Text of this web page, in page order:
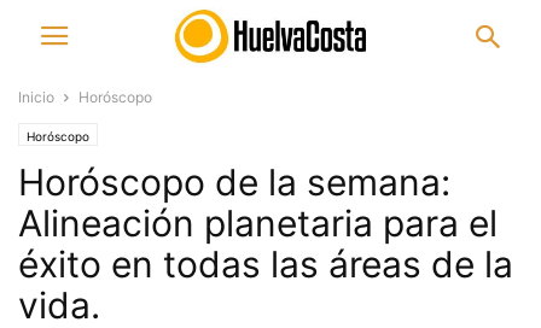
Inicio Horóscopo
Horóscopo
Horóscopo de la semana:
Alineación planetaria para el
éxito en todas las áreas de la
vida.